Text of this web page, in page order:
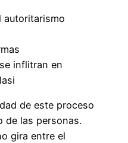
inflitran en
de este proceso
de las personas.
gira entre el